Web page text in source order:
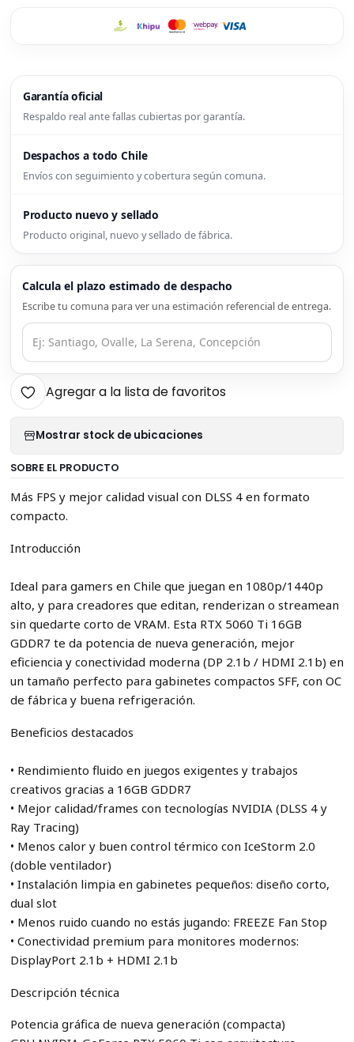
Garantía oficial
Respaldo real ante fallas cubiertas por garantía.
Despachos a todo Chile
Envíos con seguimiento y cobertura según comuna.
Producto nuevo y sellado
Producto original, nuevo y sellado de fábrica.
Calcula el plazo estimado de despacho
Escribe tu comuna para ver una estimación referencial de entrega.
Agregar a la lista de favoritos
Mostrar stock de ubicaciones
SOBRE EL PRODUCTO
Más FPS y mejor calidad visual con DLSS 4 en formato
compacto.
Introducción
Ideal para gamers en Chile que juegan en 1080p/1440p
alto, y para creadores que editan, renderizan o streamean
sin quedarte corto de VRAM. Esta RTX 5060 Ti 16GB
GDDR7 te da potencia de nueva generación, mejor
eficiencia y conectividad moderna (DP 2.1b / HDMI 2.1b) en
un tamaño perfecto para gabinetes compactos SFF, con OC
de fábrica y buena refrigeración.
Beneficios destacados
• Rendimiento fluido en juegos exigentes y trabajos
creativos gracias a 16GB GDDR7
• Mejor calidad/frames con tecnologías NVIDIA (DLSS 4 y
Ray Tracing)
• Menos calor y buen control térmico con IceStorm 2.0
(doble ventilador)
• Instalación limpia en gabinetes pequeños: diseño corto,
dual slot
• Menos ruido cuando no estás jugando: FREEZE Fan Stop
• Conectividad premium para monitores modernos:
DisplayPort 2.1b + HDMI 2.1b
Descripción técnica
Potencia gráfica de nueva generación (compacta)